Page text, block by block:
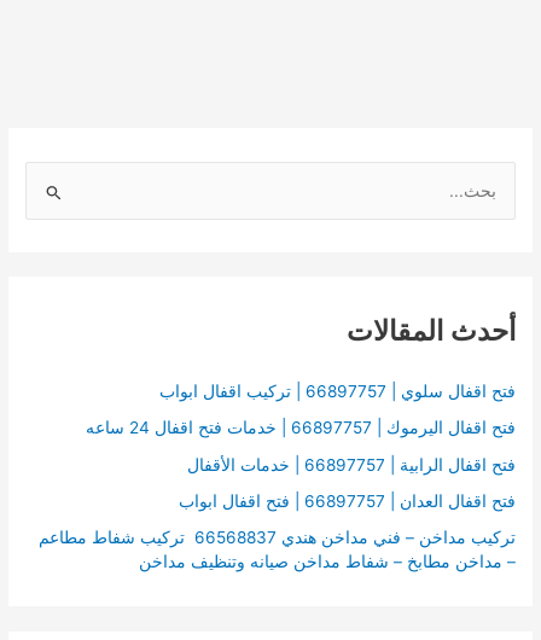
ث
ن
:
أحدث المقالات
فتح اقفال سلوي | 66897757 | تركيب اقفال ابواب
فتح اقفال اليرموك | 66897757 | خدمات فتح اقفال 24 ساعه
فتح اقفال الرابية | 66897757 | خدمات الأقفال
فتح اقفال العدان | 66897757 | فتح اقفال ابواب
تركيب مداخن – فني مداخن هندي 66568837 تركيب شفاط مطاعم
– مداخن مطابخ – شفاط مداخن صيانه وتنظيف مداخن